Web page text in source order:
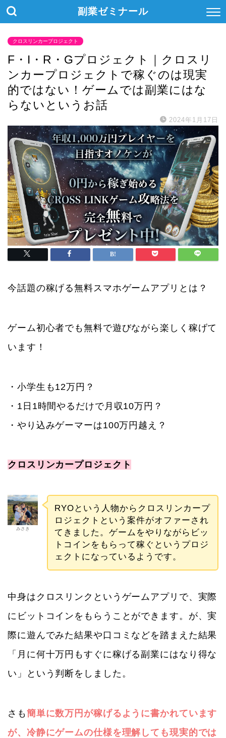
副業ゼミナール
クロスリンカープロジェクト
F・I・R・Gプロジェクト｜クロスリ
ンカープロジェクトで稼ぐのは現実
的ではない！ゲームでは副業にはな
らないというお話
2024年1月17日
今話題の稼げる無料スマホゲームアプリとは？
ゲーム初心者でも無料で遊びながら楽しく稼げて
います！
・小学生も12万円？
・1日1時間やるだけで月収10万円？
・やり込みゲーマーは100万円越え？
クロスリンカープロジェクト
みさき
RYOという人物からクロスリンカープ
ロジェクトという案件がオファーされ
てきました。ゲームをやりながらビッ
トコインをもらって稼ぐというプロジ
ェクトになっているようです。
中身はクロスリンクというゲームアプリで、実際
にビットコインをもらうことができます。が、実
際に遊んでみた結果や口コミなどを踏まえた結果
「月に何十万円もすぐに稼げる副業にはなり得な
い」という判断をしました。
さも簡単に数万円が稼げるように書かれています
が、冷静にゲームの仕様を理解しても現実的では